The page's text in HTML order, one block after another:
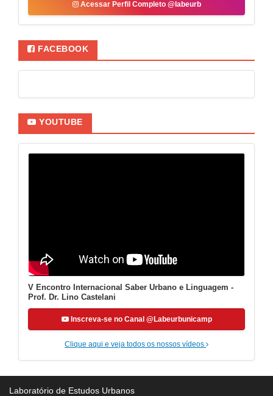
Acessar Perfil Completo @labeurb
FACEBOOK
YOUTUBE
V Encontro Internacional Saber Urbano e Linguagem -
Prof. Dr. Lino Castelani
Inscreva-se no Canal @Labeurbunicamp
Clique aqui e veja todos os nossos vídeos
Laboratório de Estudos Urbanos